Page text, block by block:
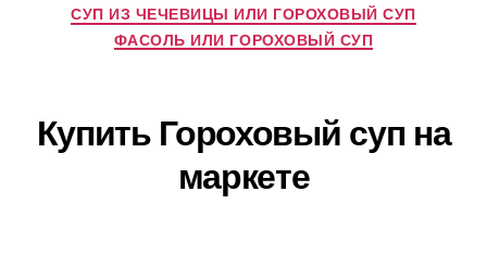
СУП ИЗ ЧЕЧЕВИЦЫ ИЛИ ГОРОХОВЫЙ СУП
ФАСОЛЬ ИЛИ ГОРОХОВЫЙ СУП
Купить Гороховый суп на
маркете